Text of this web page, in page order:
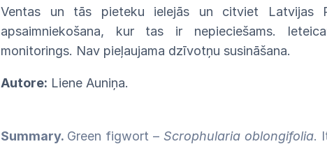
Ventas un tās pieteku ielejās un citviet
Latvijas
apsaimniekošana, kur tas ir nepieciešams.
monitorings. Nav pieļaujama dzīvotņu susināšana.
Autore: Liene Auniņa.
Summary. Green figwort – Scrophularia oblongifolia.